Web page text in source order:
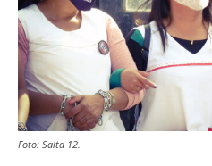
Foto: Salta 12.